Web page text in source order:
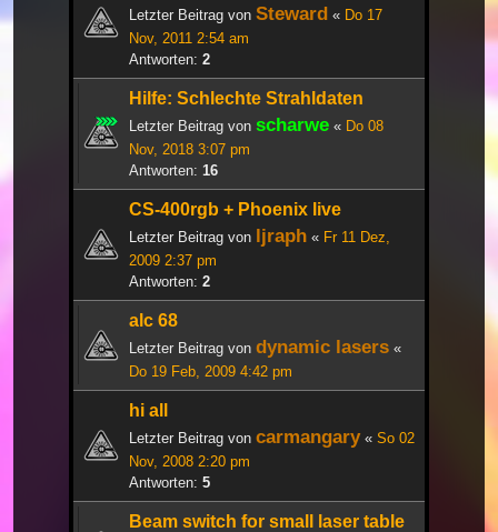
Letzter Beitrag von Steward « Do 17
Nov, 2011 2:54 am
Antworten: 2
Hilfe: Schlechte Strahldaten
Letzter Beitrag von scharwe « Do 08
Nov, 2018 3:07 pm
Antworten: 16
CS-400rgb + Phoenix live
Letzter Beitrag von ljraph « Fr 11 Dez,
2009 2:37 pm
Antworten: 2
alc 68
Letzter Beitrag von dynamic lasers «
Do 19 Feb, 2009 4:42 pm
hi all
Letzter Beitrag von carmangary« So 02
Nov, 2008 2:20 pm
Antworten: 5
Beam switch for small laser table